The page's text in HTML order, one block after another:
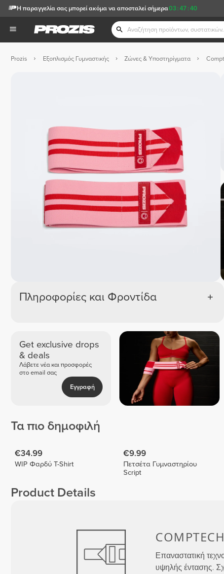
03 :47 :39
Η παραγγελία σας μπορεί ακόμα να αποσταλεί σήμερα
Prozis Εξοπλισμός Γυμναστικής Ζώνες & Υποστηρίγματα
Πληροφορίες και Φροντίδα
Get exclusive drops
& deals
Λάβετε νέα και προσφορές
στο email σας
Εγγραφή
Τα πιο δημοφιλή
€34.99
WIP Φαρδύ T-Shirt
€9.99
Πετσέτα Γυμναστηρίου
Script
Product Details
Επαναστατική
υψηλής έντασης.